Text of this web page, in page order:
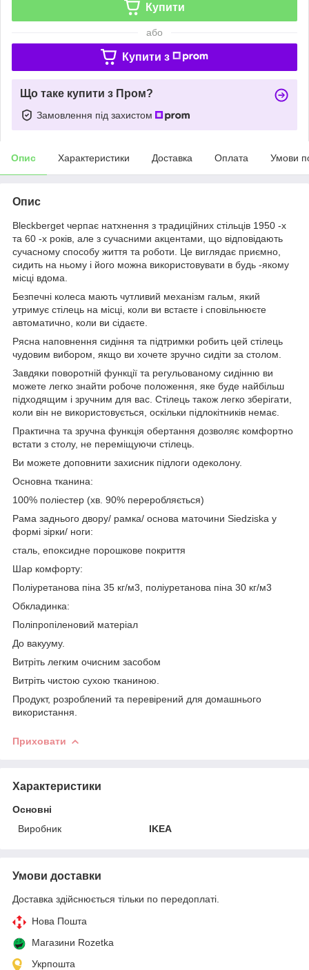
Купити
або
Купити з
Що таке купити з Пром?
Замовлення під захистом
Опис Характеристики Доставка Оплата Умови
Опис
Bleckberget черпає натхнення з традиційних стільців 1950 -х
та 60 -х років, але з сучасними акцентами, що відповідають
сучасному способу життя та роботи. Це виглядає приємно,
сидить на ньому і його можна використовувати в будь -якому
місці вдома.
Безпечні колеса мають чутливий механізм гальм, який
утримує стілець на місці, коли ви встаєте і сповільнюєте
автоматично, коли ви сідаєте.
Рясна наповнення сидіння та підтримки робить цей стілець
чудовим вибором, якщо ви хочете зручно сидіти за столом.
Завдяки поворотній функції та регульованому сидінню ви
можете легко знайти робоче положення, яке буде найбільш
підходящим і зручним для вас. Стілець також легко зберігати,
коли він не використовується, оскільки підлокітників немає.
Практична та зручна функція обертання дозволяє комфортно
встати з столу, не переміщуючи стілець.
Ви можете доповнити захисник підлоги одеколону.
Основна тканина:
100% поліестер (хв. 90% переробляється)
Рама заднього двору/ рамка/ основа маточини Siedziska у
формі зірки/ ноги:
сталь, епоксидне порошкове покриття
Шар комфорту:
Поліуретанова піна 35 кг/м3, поліуретанова піна 30 кг/м3
Обкладинка:
Поліпропіленовий матеріал
До вакууму.
Витріть легким очисним засобом
Витріть чистою сухою тканиною.
Продукт, розроблений та перевірений для домашнього
використання.
Приховати
Характеристики
Основні
Виробник
IKEA
Умови доставки
Доставка здійснюється тільки по передоплаті.
Нова Пошта
Магазини Rozetka
Укрпошта